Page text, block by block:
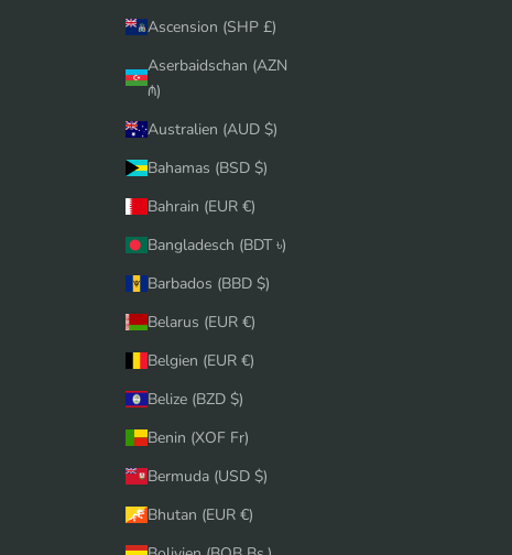
Ascension (SHP £)
Aserbaidschan (AZN
₼)
Australien (AUD $)
Bahamas (BSD $)
Bahrain (EUR €)
Bangladesch (BDT ৳)
Barbados (BBD $)
Belarus (EUR €)
Belgien (EUR €)
Belize (BZD $)
Benin (XOF Fr)
Bermuda (USD $)
Bhutan (EUR €)